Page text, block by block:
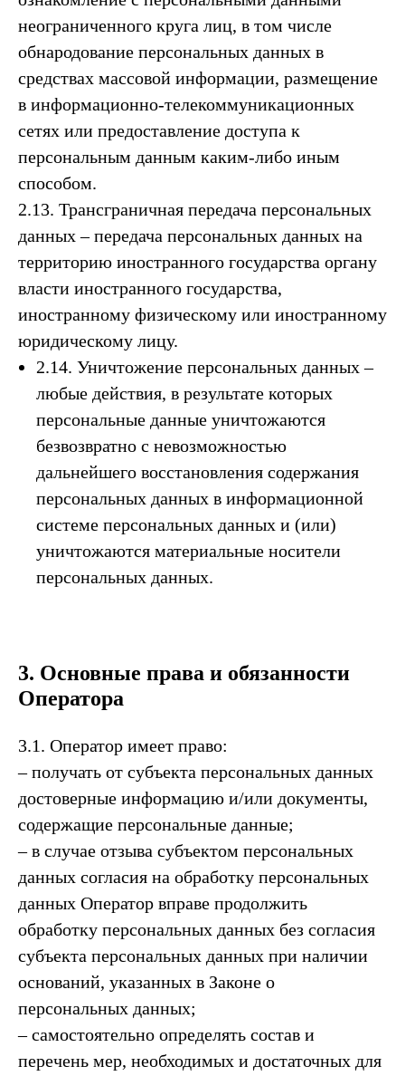
неограниченного круга лиц, в том числе
обнародование персональных данных в
средствах массовой информации, размещение
в информационно-телекоммуникационных
сетях или предоставление доступа к
персональным данным каким-либо иным
способом.
2.13. Трансграничная передача персональных
данных – передача персональных данных на
территорию иностранного государства органу
власти иностранного государства,
иностранному физическому или иностранному
юридическому лицу.
2.14. Уничтожение персональных данных –
любые действия, в результате которых
персональные данные уничтожаются
безвозвратно с невозможностью
дальнейшего восстановления содержания
персональных данных в информационной
системе персональных данных и (или)
уничтожаются материальные носители
персональных данных.
3. Основные права и обязанности
Оператора
3.1. Оператор имеет право:
– получать от субъекта персональных данных
достоверные информацию и/или документы,
содержащие персональные данные;
– в случае отзыва субъектом персональных
данных согласия на обработку персональных
данных Оператор вправе продолжить
обработку персональных данных без согласия
субъекта персональных данных при наличии
оснований, указанных в Законе о
персональных данных;
– самостоятельно определять состав и
перечень мер, необходимых и достаточных для